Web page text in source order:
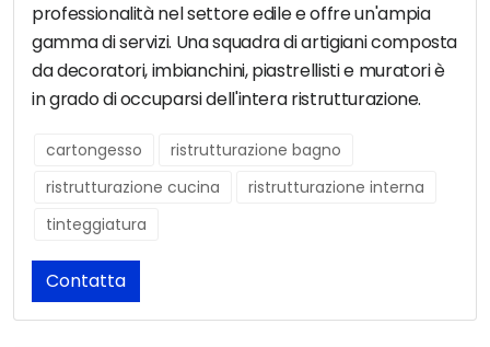
professionalità nel settore edile e offre un'ampia
gamma di servizi. Una squadra di artigiani composta
da decoratori, imbianchini, piastrellisti e muratori è
in grado di occuparsi dell'intera ristrutturazione.
cartongesso
ristrutturazione bagno
ristrutturazione cucina
ristrutturazione interna
tinteggiatura
Contatta